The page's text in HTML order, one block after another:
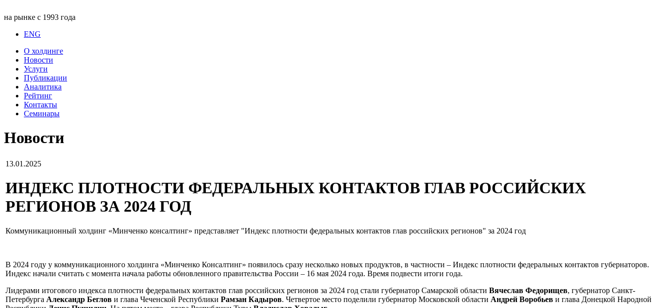
на рынке с 1993 года
ENG
О холдинге
Новости
Услуги
Публикации
Аналитика
Рейтинг
Контакты
Семинары
Новости
13.01.2025
ИНДЕКС ПЛОТНОСТИ ФЕДЕРАЛЬНЫХ КОНТАКТОВ ГЛАВ РОССИЙСКИХ
РЕГИОНОВ ЗА 2024 ГОД
Коммуникационный холдинг «Минченко консалтинг» представляет "Индекс плотности федеральных контактов глав российских регионов" за 2024 год
В 2024 году у коммуникационного холдинга «Минченко Консалтинг» появилось сразу несколько новых продуктов, в частности – Индекс плотности федеральных контактов губернаторов.
Индекс начали считать с момента начала работы обновленного правительства России – 16 мая 2024 года. Время подвести итоги года.
Лидерами итогового индекса плотности федеральных контактов глав российских регионов за 2024 год стали губернатор Самарской области Вячеслав Федорищев, губернатор Санкт-
Петербурга Александр Беглов и глава Чеченской Республики Рамзан Кадыров. Четвертое место поделили губернатор Московской области Андрей Воробьев и глава Донецкой Народной